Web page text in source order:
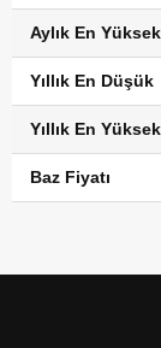
Aylık En Yüksek
Yıllık En Düşük
Yıllık En Yüksek
Baz Fiyatı